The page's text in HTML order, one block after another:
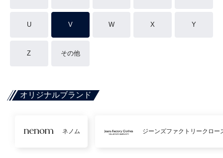
U V W X Y
Z その他
オリジナルブランド
ネノム ジーンズファクトリークロー